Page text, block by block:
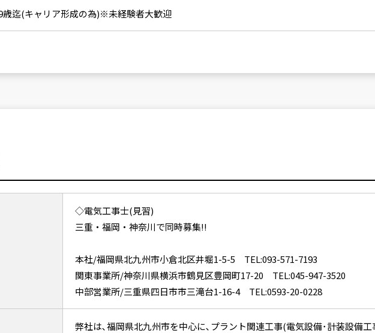
歳迄(キャリア形成の為)※未経験者大歓迎
◇電気工事士(見習)
三重・福岡・神奈川で同時募集!!
本社/福岡県北九州市小倉北区井堀1-5-5 TEL:093-571-7193
関東事業所/神奈川県横浜市鶴見区豊岡町17-20 TEL:045-947-3520
中部営業所/三重県四日市市三滝台1-16-4 TEL:0593-20-0228
弊社は､福岡県北九州市を中心に､プラント関連工事(電気設備･計装設備